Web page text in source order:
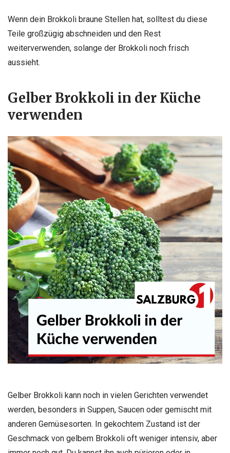
Wenn dein Brokkoli braune Stellen hat, solltest du diese
Teile großzügig abschneiden und den Rest
weiterverwenden, solange der Brokkoli noch frisch
aussieht.
Gelber Brokkoli in der Küche
verwenden
Gelber Brokkoli kann noch in vielen Gerichten verwendet
werden, besonders in Suppen, Saucen oder gemischt mit
anderen Gemüsesorten. In gekochtem Zustand ist der
Geschmack von gelbem Brokkoli oft weniger intensiv, aber